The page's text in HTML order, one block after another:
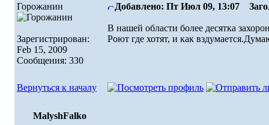
Горожанин
Зарегистрирован:
Feb 15, 2009
Сообщения: 330
Добавлено: Пт Июл 09, 13:07
В нашей области более десятка
Роют где хотят, и как
Вернуться к началу
MalyshFalko